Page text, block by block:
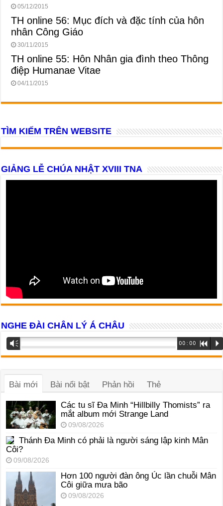
05/12/2015
TH online 56: Mục đích và đặc tính của hôn
nhân Công Giáo
30/11/2015
TH online 55: Hôn Nhân gia đình theo Thông
điệp Humanae Vitae
04/11/2015
TÌM KIẾM TRÊN WEBSITE
GIẢNG LỄ CHÚA NHẬT XVIII TNA
NGHE ĐÀI CHÂN LÝ Á CHÂU
Trình
phát
âm
Vm 00:00 R P
Bài mới Bài nổi bật Phản hồi Thẻ
Các tu sĩ Đa Minh “Hillbilly Thomists” ra
mắt album mới Strange Land
09/08/2026
Thánh Đa Minh có phải là người sáng lập kinh Mân
Côi?
09/08/2026
Hơn 100 người đàn ông Úc lần chuỗi Mân
Côi giữa mưa bão
09/08/2026